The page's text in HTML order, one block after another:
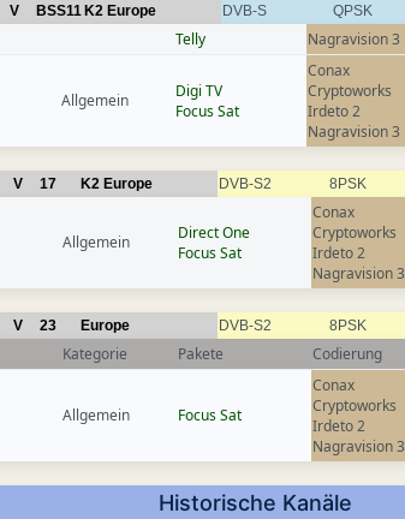
V BSS11 K2 Europe DVB-S QPSK
Telly Nagravision 3
Allgemein
Digi TV
Focus Sat
Conax
Cryptoworks
Irdeto 2
Nagravision 3
V 17 K2 Europe DVB-S2 8PSK
Allgemein
Direct One
Focus Sat
Conax
Cryptoworks
Irdeto 2
Nagravision 3
V 23 Europe DVB-S2 8PSK
Kategorie Pakete Codierung
Allgemein Focus Sat
Conax
Cryptoworks
Irdeto 2
Nagravision 3
Historische Kanäle